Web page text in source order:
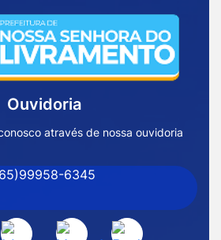
AcessarAcessarAcessar
Ouvidoria
através de nossa ouvidoria
6345